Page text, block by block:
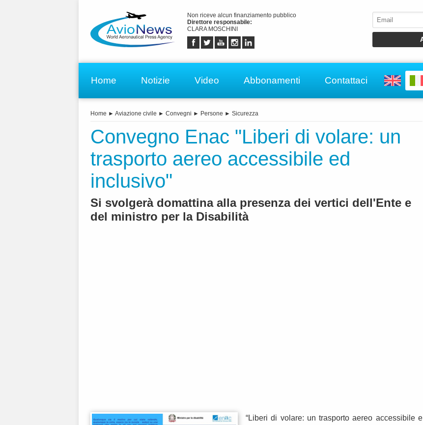
Non riceve alcun finanziamento pubblico
Direttore responsabile:
CLARA MOSCHINI
Home Notizie Video Abbonamenti Contattaci
Home ► Aviazione civile ► Convegni ► Persone ► Sicurezza
Convegno Enac "Liberi di volare: un
trasporto aereo accessibile ed
inclusivo"
Si svolgerà domattina alla presenza dei vertici dell'Ente e
del ministro per la Disabilità
“Liberi di volare: un trasporto aereo accessibile e